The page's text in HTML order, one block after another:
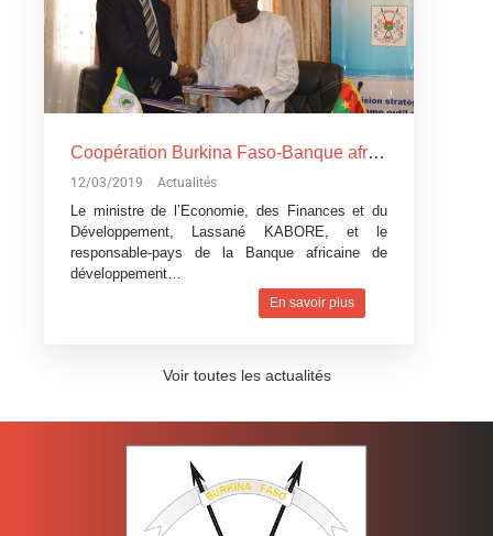
Coopération Burkina Faso-Banque africaine de développement: La Banque africaine de développement accorde trois
12/03/2019 Actualités
Le ministre de l’Economie, des Finances et du
Développement, Lassané KABORE, et le
responsable-pays de la Banque africaine de
développement…
En savoir plus
Voir toutes les actualités